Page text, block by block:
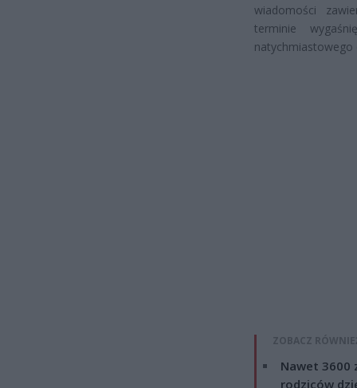
wiadomości
terminie
natychmiastowego
ZOBACZ
Nawet 3600
rodziców